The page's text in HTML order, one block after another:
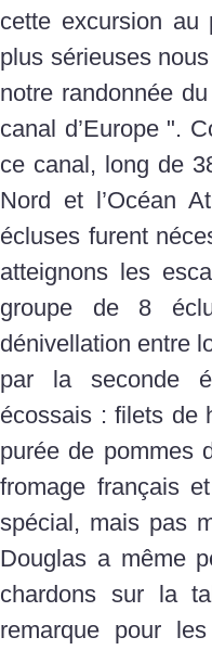
cette excursion au
plus sérieuses
notre randonnée
canal d’Europe ".
ce canal, long de
Nord et l’Océan
écluses furent
atteignons les
groupe de 8
dénivellation entre
par la seconde
écossais : filets de
purée de pommes
fromage français
spécial, mais pas
Douglas a même
chardons sur la
remarque pour